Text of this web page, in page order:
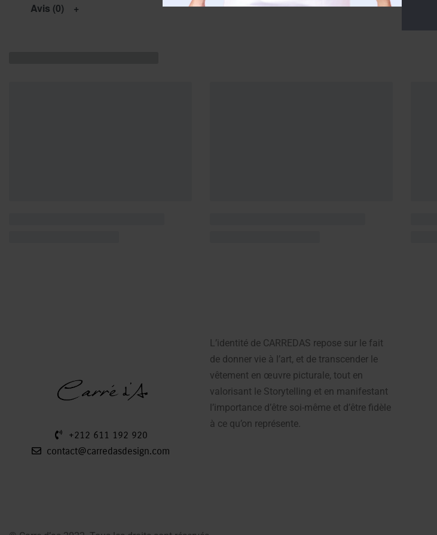
Avis (0)
+212 611 192 920
contact@carredasdesign.com
L’identité de CARREDAS repose sur le fait
de donner vie à l’art, et de transcender le
vêtement en œuvre picturale, tout en
valorisant le Storytelling et en manifestant
l’importance d’être soi-même et d’être fidèle
à ce qu’on représente.